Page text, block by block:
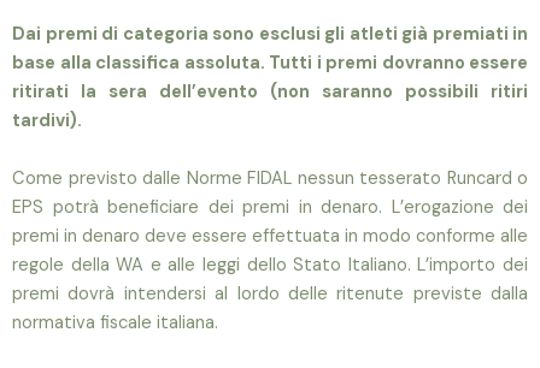
Dai premi di categoria sono esclusi gli atleti già premiati in
base alla classifica assoluta. Tutti i premi dovranno essere
ritirati la sera dell’evento (non saranno possibili ritiri
tardivi).
Come previsto dalle Norme FIDAL nessun tesserato Runcard o
EPS potrà beneficiare dei premi in denaro. L’erogazione dei
premi in denaro deve essere effettuata in modo conforme alle
regole della WA e alle leggi dello Stato Italiano. L’importo dei
premi dovrà intendersi al lordo delle ritenute previste dalla
normativa fiscale italiana.